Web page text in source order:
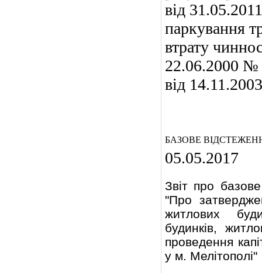
від
паркування
втрату
22.06.2000 №
від
БАЗОВЕ
05.05.2017
Звіт про
"Про
житлових
будинків,
проведення
у м. Мелітополі"